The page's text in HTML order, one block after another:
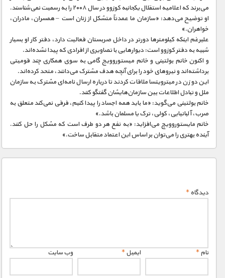
می‌برند که اعلامیه استقلال یکجانبه کوزوو در سال ۲۰۰۸ را به رسمیت نمی‌شناسند.
او توضیح می‌دهد: «سازمان ما عمدتاً متشکل از زنان است – همسران، مادران،
خواهران.»
علیرغم اینکه کیلومترها دورتر در داخل صربستان فعالیت دارد، دفتر کار او بسیار
شبیه به دفتر کوزوو است: دیوارهایی با تصاویری از افرادی که پیدا نشده‌اند.
و اکنون خانم بولتینی و خانم میستوروویج گامی به سوی همکاری چند قومیتی
برداشته‌اند و نیروهای خود را برای آنچه هدف مشترک می‌دانند، متحد کرده‌اند.
این دو زن در میترویتسا ملاقات کردند تا درباره ارسال نامه‌ای مشترک به سازمان
ملل و تبادل اطلاعات بین سازمان‌هایشان گفتگو کنند.
خانم بولتینی می‌گوید: «ما باید همه اجساد را پیدا کنیم، فرقی نمی‌کند متعلق به
صرب، آلبانیایی، کولی، ترک یا مسلمان باشد.»
خانم مایستوروویچ می‌افزاید: «به نفع هر دو طرف است که مشکل را حل کنند.
آینده بهتری را می‌توان بر اساس این اعتماد متقابل ساخت.»
دیدگاه*
نام* ایمیل* وب‌ سایت